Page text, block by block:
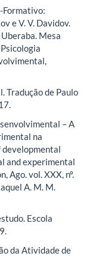
Formativo:
e V. V. Davidov.
Mesa
Tradução de Paulo
– A
na
developmental
and experimental
Ago. vol. XXX, nº.
A. M. M.
Escola
da Atividade de